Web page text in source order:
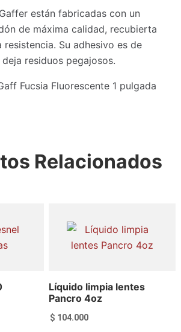
están fabricadas con un
de máxima calidad, recubierta
Su adhesivo es de
residuos pegajosos.
Fucsia Fluorescente 1 pulgada
Relacionados
Líquido limpia lentes
Pancro 4oz
$ 104.000